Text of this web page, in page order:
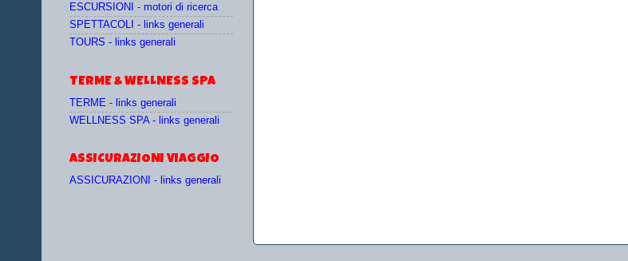
ESCURSIONI - motori di ricerca
SPETTACOLI - links generali
TOURS - links generali
TERME & WELLNESS SPA
TERME - links generali
WELLNESS SPA - links generali
ASSICURAZIONI VIAGGIO
ASSICURAZIONI - links generali